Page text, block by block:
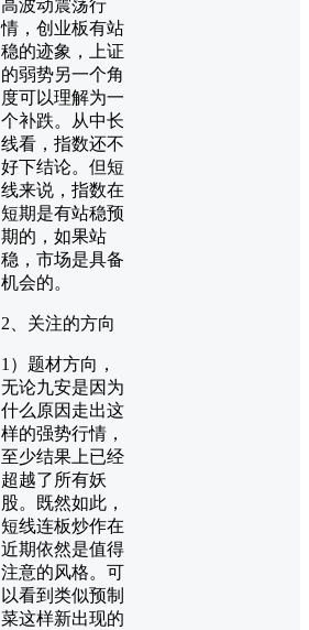
高波动震荡行
情，创业板有站
稳的迹象，上证
的弱势另一个角
度可以理解为一
个补跌。从中长
线看，指数还不
好下结论。但短
线来说，指数在
短期是有站稳预
期的，如果站
稳，市场是具备
机会的。
2、关注的方向
1）题材方向，
无论九安是因为
什么原因走出这
样的强势行情，
至少结果上已经
超越了所有妖
股。既然如此，
短线连板炒作在
近期依然是值得
注意的风格。可
以看到类似预制
菜这样新出现的